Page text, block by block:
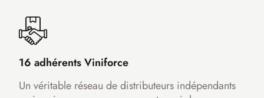
16 adhérents Viniforce
Un véritable réseau de distributeurs indépendants